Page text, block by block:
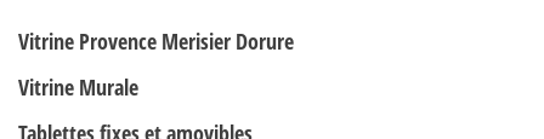
Vitrine Provence Merisier Dorure
Vitrine Murale